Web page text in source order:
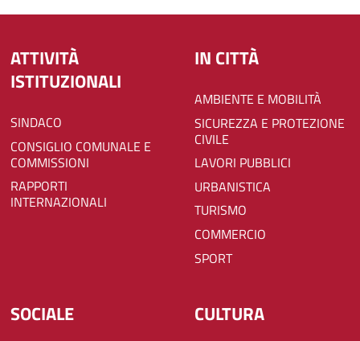
ATTIVITÀ
ISTITUZIONALI
SINDACO
CONSIGLIO COMUNALE E
COMMISSIONI
RAPPORTI
INTERNAZIONALI
IN CITTÀ
AMBIENTE E MOBILITÀ
SICUREZZA E PROTEZIONE
CIVILE
LAVORI PUBBLICI
URBANISTICA
TURISMO
COMMERCIO
SPORT
SOCIALE CULTURA